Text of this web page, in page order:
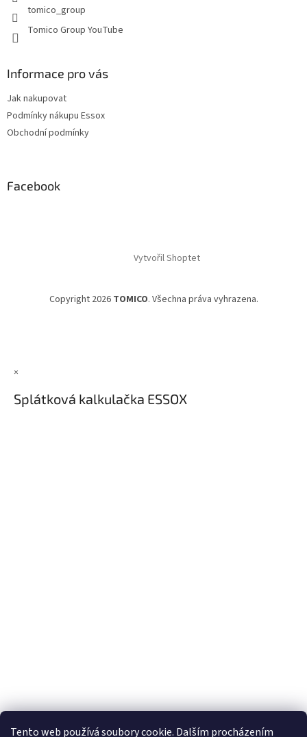
Tento web používá soubory cookie. Dalším procházením
tomico_group
Tomico Group YouTube
Informace pro vás
Jak nakupovat
Podmínky nákupu Essox
Obchodní podmínky
Facebook
Vytvořil Shoptet
Copyright 2026 TOMICO. Všechna práva vyhrazena.
×
Splátková kalkulačka ESSOX